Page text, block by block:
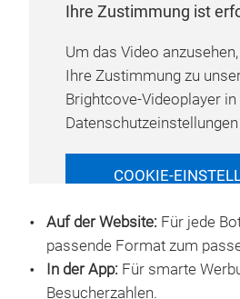
Ihre Zustimmung ist
Um das Video
Ihre Zustimmung zu
Brightcove-Videoplayer in
Datenschutzeinstellungen
COOKIE-
Auf der Website: Für jede
passende Format zum
In der App: Für smarte
Besucherzahlen.